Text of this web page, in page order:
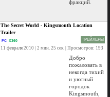
фракций.
The Secret World - Kingsmouth Location
Trailer
PC X360 ТРЕЙЛЕРЫ
11 февраля 2010 | 2 мин. 25 сек. | Просмотров: 193
Добро
пожаловать в
некогда тихий
и уютный
городок
Kingsmouth,